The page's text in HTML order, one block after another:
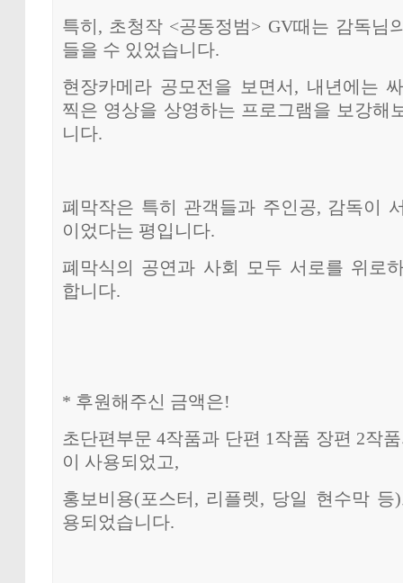
특히, 초청작 <공동정범> GV때는 감독님
들을 수 있었습니다.
현장카메라 공모전을 보면서, 내년에는
찍은 영상을 상영하는 프로그램을 보강해
니다.
폐막작은 특히 관객들과 주인공, 감독이
이었다는 평입니다.
폐막식의 공연과 사회 모두 서로를 위로
합니다.
* 후원해주신 금액은!
초단편부문 4작품과 단편 1작품 장편 2작
이 사용되었고,
홍보비용(포스터, 리플렛, 당일 현수막 등
용되었습니다.